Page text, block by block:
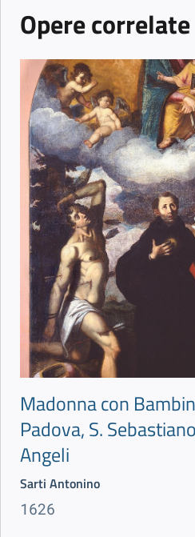
Opere correlate
Madonna con
Padova, S.
Angeli
Sarti Antonino
1626